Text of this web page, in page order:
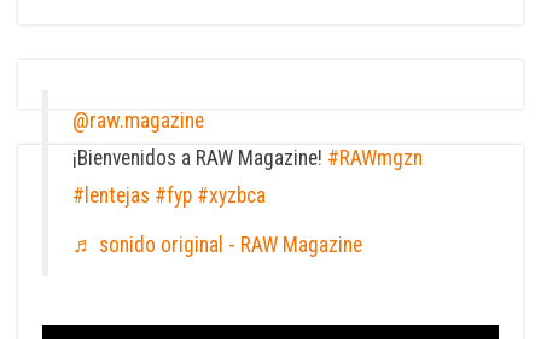
@raw.magazine
¡Bienvenidos a RAW Magazine! #RAWmgzn
#lentejas #fyp #xyzbca
♬ sonido original - RAW Magazine